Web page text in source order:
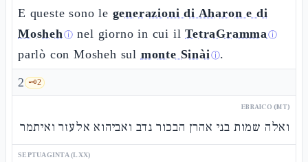
E queste sono le generazioni di Aharon e di
Moshehⓘ nel giorno in cui ilTetraGrammaⓘ
parlò con Mosheh sul monte Sinàiⓘ.
2 🗝️2
EBRAICO (MT)
ואלה שמות בני אהרן הבכור נדב ואביהוא אלעזר ואיתמר
SEPTUAGINTA (LXX)